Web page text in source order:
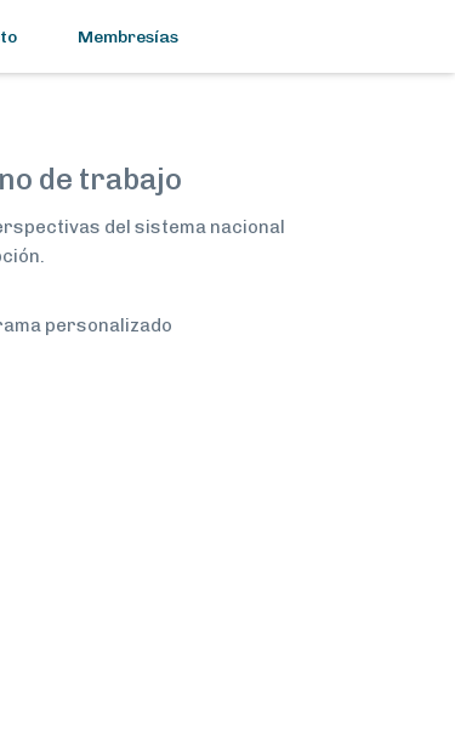
Membresías
de trabajo
del sistema nacional
personalizado